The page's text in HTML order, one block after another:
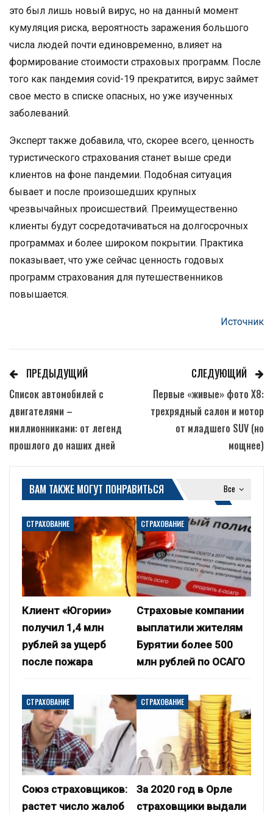
это был лишь новый вирус, но на данный момент
кумуляция риска, вероятность заражения большого
числа людей почти единовременно, влияет на
формирование стоимости страховых программ. После
того как пандемия covid-19 прекратится, вирус займет
свое место в списке опасных, но уже изученных
заболеваний.
Эксперт также добавила, что, скорее всего, ценность
туристического страхования станет выше среди
клиентов на фоне пандемии. Подобная ситуация
бывает и после произошедших крупных
чрезвычайных происшествий. Преимущественно
клиенты будут сосредотачиваться на долгосрочных
программах и более широком покрытии. Практика
показывает, что уже сейчас ценность годовых
программ страхования для путешественников
повышается.
Источник
ПРЕДЫДУЩИЙ
Список автомобилей с
двигателями –
миллионниками: от легенд
прошлого до наших дней
СЛЕДУЮЩИЙ
Первые «живые» фото X8:
трехрядный салон и мотор
от младшего SUV (но
мощнее)
Все
ВАМ ТАКЖЕ МОГУТ ПОНРАВИТЬСЯ
СТРАХОВАНИЕ
Клиент «Югории»
получил 1,4 млн
рублей за ущерб
после пожара
СТРАХОВАНИЕ
Страховые компании
выплатили жителям
Бурятии более 500
млн рублей по ОСАГО
СТРАХОВАНИЕ
Союз страховщиков:
растет число жалоб
СТРАХОВАНИЕ
За 2020 год в Орле
страховщики выдали